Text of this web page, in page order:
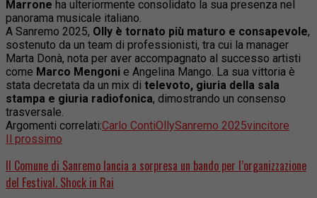
Marrone ha ulteriormente consolidato la sua presenza nel
panorama musicale italiano.
A Sanremo 2025, Olly è tornato più maturo e consapevole,
sostenuto da un team di professionisti, tra cui la manager
Marta Donà, nota per aver accompagnato al successo artisti
come Marco Mengoni e Angelina Mango. La sua vittoria è
stata decretata da un mix di televoto, giuria della sala
stampa e giuria radiofonica, dimostrando un consenso
trasversale.
Argomenti correlati:Carlo ContiOllySanremo 2025vincitore
Il prossimo
Il Comune di Sanremo lancia a sorpresa un bando per l’organizzazione
del Festival. Shock in Rai